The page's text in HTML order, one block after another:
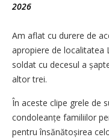
2026
Am aflat cu durere de
apropiere de localitatea
soldat cu decesul a
altor trei.
În aceste clipe grele de
condoleanțe familiilor
pentru însănătoșirea